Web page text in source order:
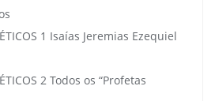
1 Isaías Jeremias Ezequiel
2 Todos os “Profetas